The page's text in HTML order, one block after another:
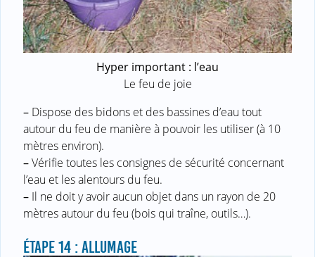
Hyper important : l’eau
Le feu de joie
– Dispose des bidons et des bassines d’eau tout
autour du feu de manière à pouvoir les utiliser (à 10
mètres environ).
–Vérifie toutes les consignes de sécurité concernant
l’eau et les alentours du feu.
– Il ne doit y avoir aucun objet dans un rayon de 20
mètres autour du feu (bois qui traîne, outils…).
ÉTAPE 14 : ALLUMAGE